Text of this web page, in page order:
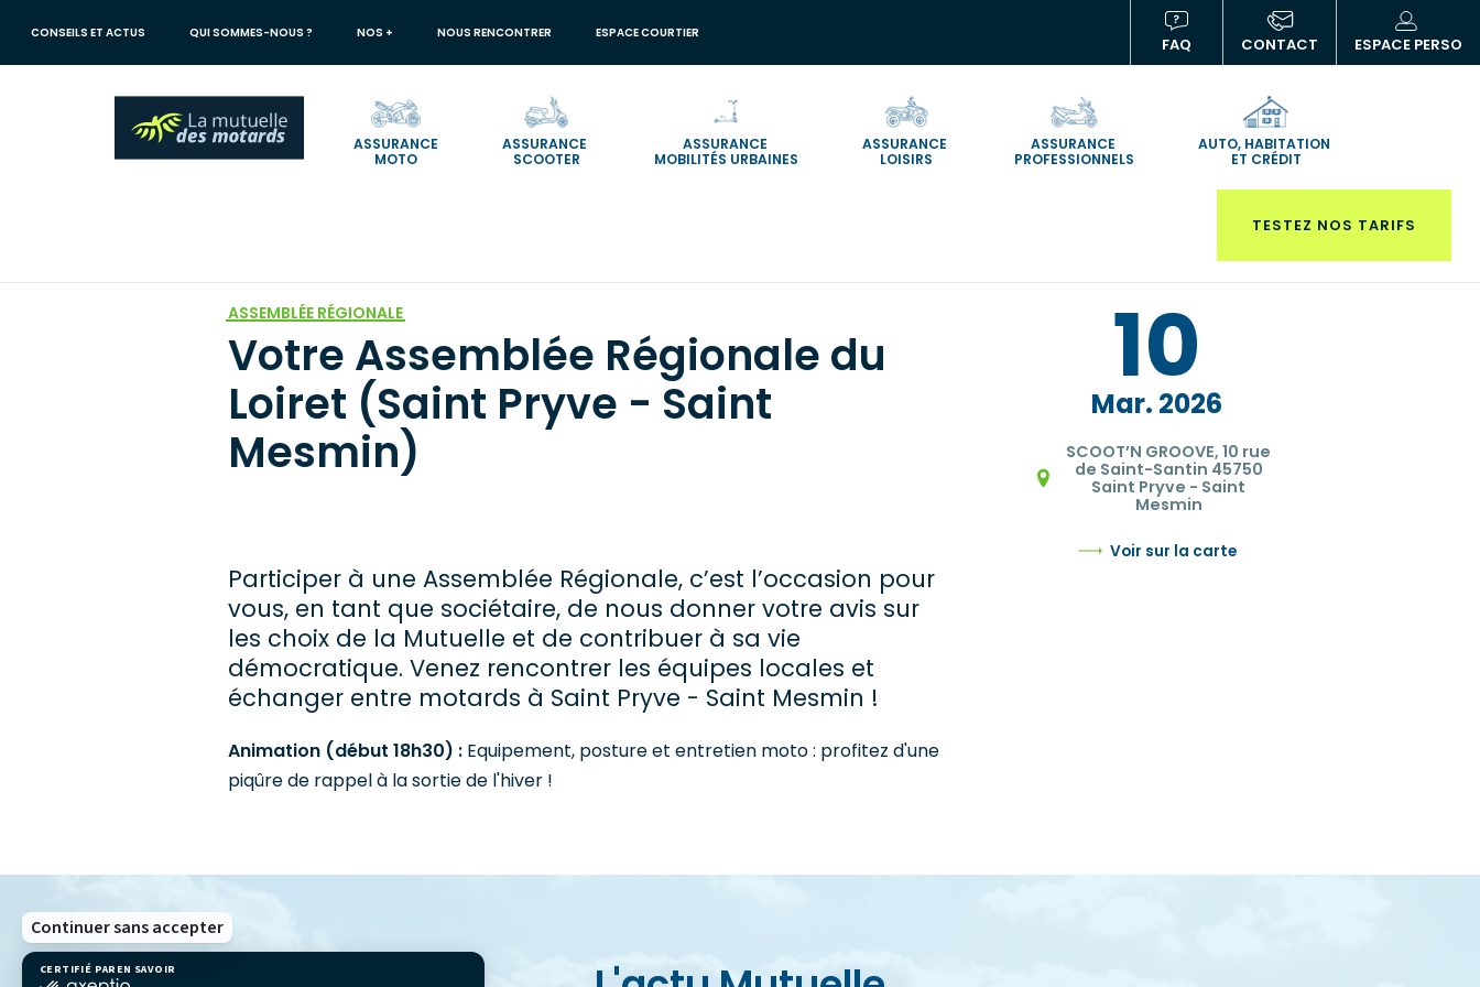
CERTIFIÉ PAR EN SAVOIR PLUS SUR
certifié
Continuer sans accepter
principal
CONSEILS ET ACTUS QUI SOMMES-NOUS ? NOS + NOUS RENCONTRER ESPACE COURTIER
FAQ (NOUVELLE
FENÊTRE)
CONTACT ESPACE PERSO
ASSURANCE
MOTO
ASSURANCE
SCOOTER
ASSURANCE
MOBILITÉS URBAINES
ASSURANCE
LOISIRS
ASSURANCE
PROFESSIONNELS
AUTO, HABITATION
ET CRÉDIT
TESTEZ NOS TARIFS
ASSEMBLÉE RÉGIONALE
Votre Assemblée Régionale du
Loiret (Saint Pryve - Saint
Mesmin)
10
Mar 2026
SCOOT’N GROOVE, 10 rue
de Saint-Santin 45750
Saint Pryve - Saint
Mesmin
Voir sur la carte
Participer à une Assemblée Régionale, c’est l’occasion pour
vous, en tant que sociétaire, de nous donner votre avis sur
les choix de la Mutuelle et de contribuer à sa vie
démocratique. Venez rencontrer les équipes locales et
échanger entre motards à Saint Pryve - Saint Mesmin !
Animation (début 18h30) : Equipement, posture et entretien moto : profitez d'une
piqûre de rappel à la sortie de l'hiver !